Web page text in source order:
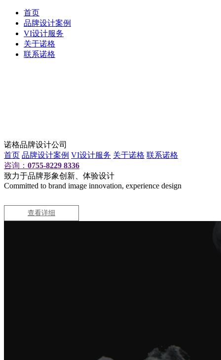
首页
品牌设计案例
VI设计服务
关于诺格
联系诺格
诺格品牌设计公司
首页 品牌设计案例 VI设计服务 关于诺格 联系诺格
咨询： 0755-8229 8336
致力于品牌形象创新、体验设计
Committed to brand image innovation, experience design
查看详细